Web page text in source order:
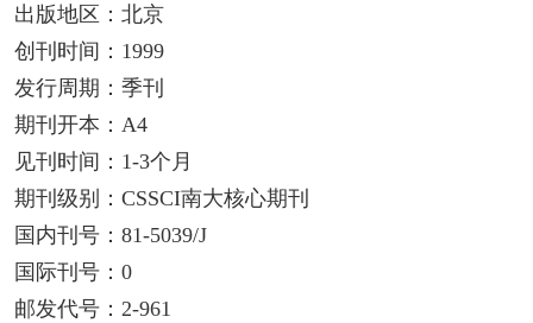
出版地区：北京
创刊时间：1999
发行周期：季刊
期刊开本：A4
见刊时间：1-3个月
期刊级别：CSSCI南大核心期刊
国内刊号：81-5039/J
国际刊号：0
邮发代号：2-961